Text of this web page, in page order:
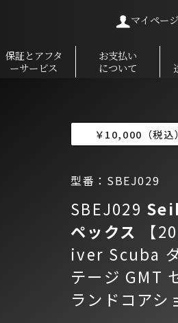
マイページ
保証とアフタ
ーサービス
お支払い
について
￥10,000（税込
型番：SBEJ029
SBEJ029
ペックス
【
iver Scuba
テージ GMT
ランドコアシ